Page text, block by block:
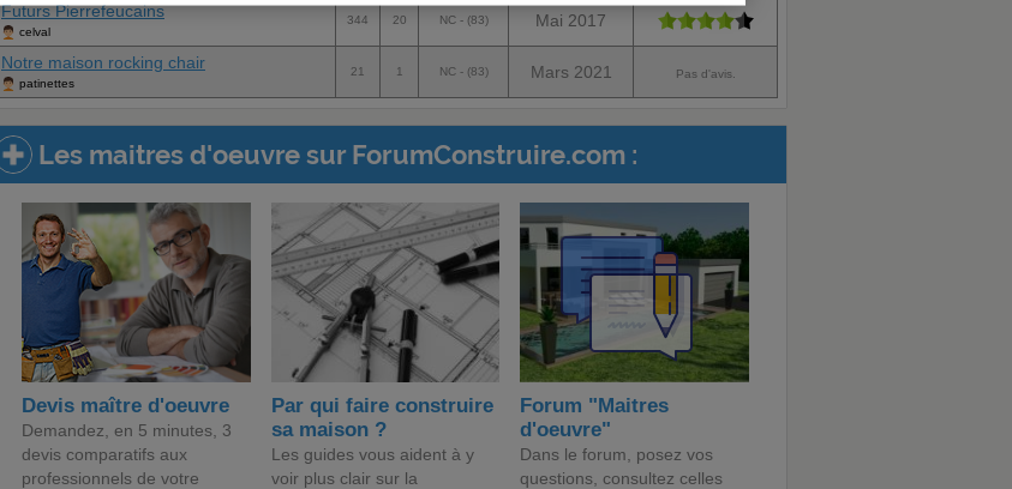
Futurs Pierrefeucains
celval
344 20 NC - (83) Mai 2017
Notre maison rocking chair
patinettes
21 1 NC - (83) Mars 2021 Pas d'avis.
Les maitres d'oeuvre sur ForumConstruire.com :
Devis maître d'oeuvre
Demandez, en 5 minutes, 3
devis comparatifs aux
professionnels de votre
Par qui faire construire
sa maison ?
Les guides vous aident à y
voir plus clair sur la
Forum "Maitres
d'oeuvre"
Dans le forum, posez vos
questions, consultez celles